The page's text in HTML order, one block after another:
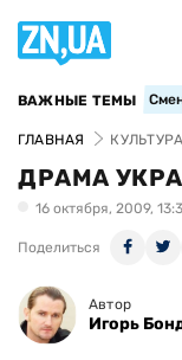
ВАЖНЫЕ ТЕМЫ
ГЛАВНАЯ КУЛЬТУРА
ДРАМА
16 октября, 2009,
Поделиться
Автор
Игорь